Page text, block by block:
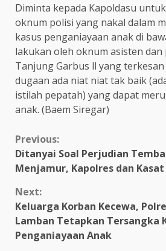
Diminta kepada Kapoldasu
oknum polisi yang nakal dalam
kasus penganiayaan anak di
lakukan oleh oknum asisten dan
Tanjung Garbus ll yang
dugaan ada niat niat tak baik
istilah pepatah) yang dapat
anak. (Baem Siregar)
Continue
Reading
Previous:
Ditanyai Soal Perjudian
Menjamur, Kapolres dan
Next:
Keluarga Korban Kecewa,
Lamban Tetapkan Tersangka
Penganiayaan Anak